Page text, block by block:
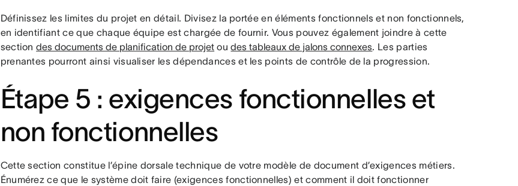
Définissez les limites du projet en détail. Divisez la portée en éléments fonctionnels et non fonctionnels,
en identifiant ce que chaque équipe est chargée de fournir. Vous pouvez également joindre à cette
sectiondes documents de planification de projet oudes tableaux de jalons connexes. Les parties
prenantes pourront ainsi visualiser les dépendances et les points de contrôle de la progression.
Étape 5 : exigences fonctionnelles et
non fonctionnelles
Cette section constitue l’épine dorsale technique de votre modèle de document d’exigences métiers.
Énumérez ce que le système doit faire (exigences fonctionnelles) et comment il doit fonctionner